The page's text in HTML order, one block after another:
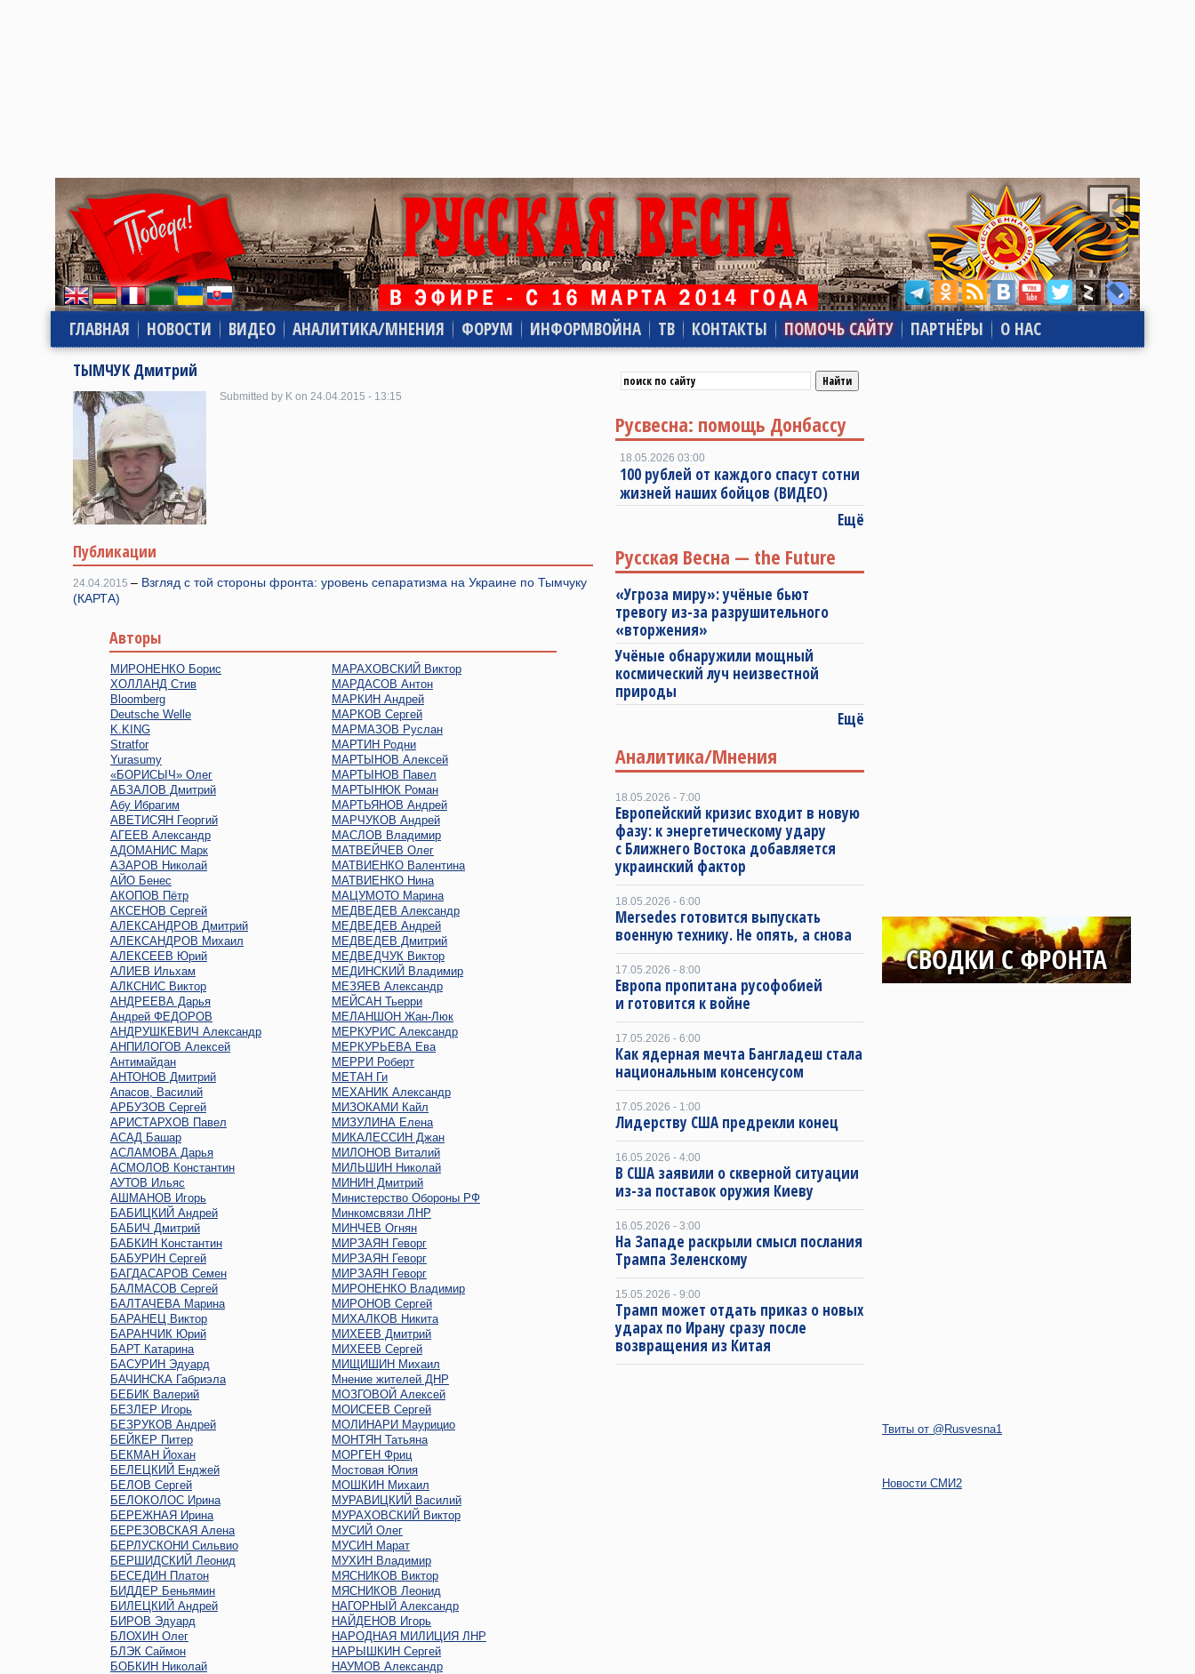
ГЛАВНАЯ НОВОСТИ ВИДЕО АНАЛИТИКА/МНЕНИЯ ФОРУМ ИНФОРМВОЙНА ТВ КОНТАКТЫ ПОМОЧЬ САЙТУ ПАРТНЁРЫ О НАС
ТЫМЧУК Дмитрий
Submitted by K on 24.04.2015 - 13:15
Публикации
24.04.2015 – Взгляд с той стороны фронта: уровень сепаратизма на Украине по Тымчуку
(КАРТА)
Авторы
МИРОНЕНКО Борис
МАРАХОВСКИЙ Виктор
ХОЛЛАНД Стив
МАРДАСОВ Антон
Bloomberg
МАРКИН Андрей
Deutsche Welle
МАРКОВ Сергей
K.KING
МАРМАЗОВ Руслан
Stratfor
МАРТИН Родни
Yurasumy
МАРТЫНОВ Алексей
«БОРИСЫЧ» Олег
МАРТЫНОВ Павел
АБЗАЛОВ Дмитрий
МАРТЫНЮК Роман
Абу Ибрагим
МАРТЬЯНОВ Андрей
АВЕТИСЯН Георгий
МАРЧУКОВ Андрей
АГЕЕВ Александр
МАСЛОВ Владимир
АДОМАНИС Марк
МАТВЕЙЧЕВ Олег
АЗАРОВ Николай
МАТВИЕНКО Валентина
АЙО Бенес
МАТВИЕНКО Нина
АКОПОВ Пётр
МАЦУМОТО Марина
АКСЕНОВ Сергей
МЕДВЕДЕВ Александр
АЛЕКСАНДРОВ Дмитрий
МЕДВЕДЕВ Андрей
АЛЕКСАНДРОВ Михаил
МЕДВЕДЕВ Дмитрий
АЛЕКСЕЕВ Юрий
МЕДВЕДЧУК Виктор
АЛИЕВ Ильхам
МЕДИНСКИЙ Владимир
АЛКСНИС Виктор
МЕЗЯЕВ Александр
АНДРЕЕВА Дарья
МЕЙСАН Тьерри
Андрей ФЕДОРОВ
МЕЛАНШОН Жан-Люк
АНДРУШКЕВИЧ Александр
МЕРКУРИС Александр
АНПИЛОГОВ Алексей
МЕРКУРЬЕВА Ева
Антимайдан
МЕРРИ Роберт
АНТОНОВ Дмитрий
МЕТАН Ги
Апасов, Василий
МЕХАНИК Александр
АРБУЗОВ Сергей
МИЗОКАМИ Кайл
АРИСТАРХОВ Павел
МИЗУЛИНА Елена
АСАД Башар
МИКАЛЕССИН Джан
АСЛАМОВА Дарья
МИЛОНОВ Виталий
АСМОЛОВ Константин
МИЛЬШИН Николай
АУТОВ Ильяс
МИНИН Дмитрий
АШМАНОВ Игорь
Министерство Обороны РФ
БАБИЦКИЙ Андрей
Минкомсвязи ЛНР
БАБИЧ Дмитрий
МИНЧЕВ Oгнян
БАБКИН Константин
МИРЗАЯН Геворг
БАБУРИН Сергей
МИРЗАЯН Геворг
БАГДАСАРОВ Семен
МИРЗАЯН Геворг
БАЛМАСОВ Сергей
МИРОНЕНКО Владимир
БАЛТАЧЕВА Марина
МИРОНОВ Сергей
БАРАНЕЦ Виктор
МИХАЛКОВ Никита
БАРАНЧИК Юрий
МИХЕЕВ Дмитрий
БАРТ Катарина
МИХЕЕВ Сергей
БАСУРИН Эдуард
МИЩИШИН Михаил
БАЧИНСКА Габриэла
Мнение жителей ДНР
БЕБИК Валерий
МОЗГОВОЙ Алексей
БЕЗЛЕР Игорь
МОИСЕЕВ Сергей
БЕЗРУКОВ Андрей
МОЛИНАРИ Маурицио
БЕЙКЕР Питер
МОНТЯН Татьяна
БЕКМАН Йохан
МОРГЕН Фриц
БЕЛЕЦКИЙ Енджей
Мостовая Юлия
БЕЛОВ Сергей
МОШКИН Михаил
БЕЛОКОЛОС Ирина
МУРАВИЦКИЙ Василий
БЕРЕЖНАЯ Ирина
МУРАХОВСКИЙ Виктор
БЕРЕЗОВСКАЯ Алена
МУСИЙ Олег
БЕРЛУСКОНИ Сильвио
МУСИН Марат
БЕРШИДСКИЙ Леонид
МУХИН Владимир
БЕСЕДИН Платон
МЯСНИКОВ Виктор
БИДДЕР Беньямин
МЯСНИКОВ Леонид
БИЛЕЦКИЙ Андрей
НАГОРНЫЙ Александр
БИРОВ Эдуард
НАЙДЕНОВ Игорь
БЛОХИН Олег
НАРОДНАЯ МИЛИЦИЯ ЛНР
БЛЭК Саймон
НАРЫШКИН Сергей
БОБКИН Николай
НАУМОВ Александр
Русвесна: помощь Донбассу
18.05.2026 03:00
100 рублей от каждого спасут сотни
жизней наших бойцов (ВИДЕО)
Ещё
Русская Весна — the Future
«Угроза миру»: учёные бьют
тревогу из-за разрушительного
«вторжения»
Учёные обнаружили мощный
космический луч неизвестной
природы
Ещё
Аналитика/Мнения
18.05.2026 - 7:00
Европейский кризис входит в новую
фазу: к энергетическому удару
с Ближнего Востока добавляется
украинский фактор
18.05.2026 - 6:00
Mersedes готовится выпускать
военную технику. Не опять, а снова
17.05.2026 - 8:00
Европа пропитана русофобией
и готовится к войне
17.05.2026 - 6:00
Как ядерная мечта Бангладеш стала
национальным консенсусом
17.05.2026 - 1:00
Лидерству США предрекли конец
16.05.2026 - 4:00
В США заявили о скверной ситуации
из-за поставок оружия Киеву
16.05.2026 - 3:00
На Западе раскрыли смысл послания
Трампа Зеленскому
15.05.2026 - 9:00
Трамп может отдать приказ о новых
ударах по Ирану сразу после
возвращения из Китая
Твиты от @Rusvesna1
Новости СМИ2